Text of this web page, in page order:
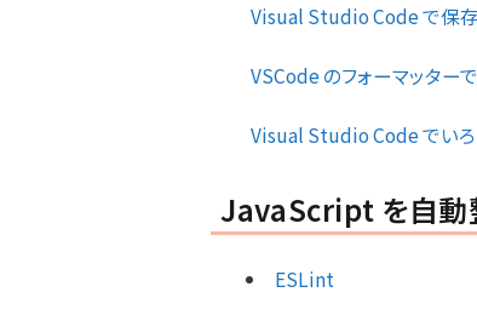
Visual Studio Code で保
VSCode のフォーマッタ
Visual Studio Code でいろ
JavaScript を自動
ESLint